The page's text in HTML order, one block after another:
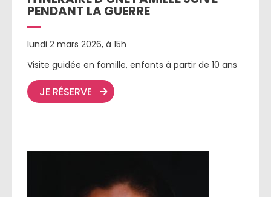
PENDANT LA GUERRE
lundi 2 mars 2026, à 15h
Visite guidée en famille, enfants à partir de 10 ans
JE RÉSERVE